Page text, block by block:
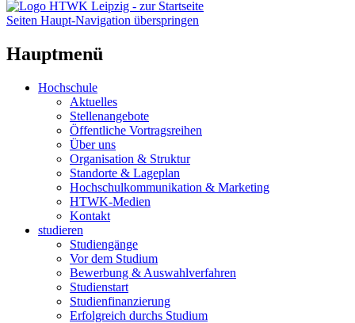
Seiten Haupt-Navigation überspringen
Hauptmenü
Hochschule
Aktuelles
Stellenangebote
Öffentliche Vortragsreihen
Über uns
Organisation & Struktur
Standorte & Lageplan
Hochschulkommunikation & Marketing
HTWK-Medien
Kontakt
studieren
Studiengänge
Vor dem Studium
Bewerbung & Auswahlverfahren
Studienstart
Studienfinanzierung
Erfolgreich durchs Studium